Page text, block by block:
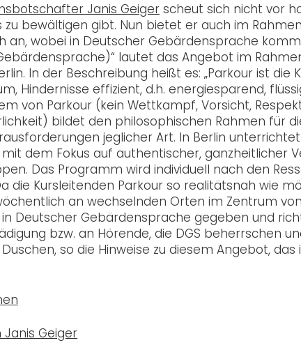
Janis Geiger scheut sich nicht vor
zu bewältigen gibt. Nun bietet er auch im
an, wobei in Deutscher Gebärdensprache
lautet das Angebot im
In der Beschreibung heißt es: „Parkour ist die
Hindernisse effizient, d.h. energiesparend,
von Parkour (kein Wettkampf, Vorsicht,
bildet den philosophischen Rahmen für
jeglicher Art. In Berlin
dem Fokus auf authentischer, ganzheitlicher
Das Programm wird individuell nach den
die Kursleitenden Parkour so realitätsnah wie
an wechselnden Orten im Zentrum
in Deutscher Gebärdensprache gegeben und
bzw. an Hörende, die DGS beherrschen
so die Hinweise zu diesem Angebot, das
Geiger